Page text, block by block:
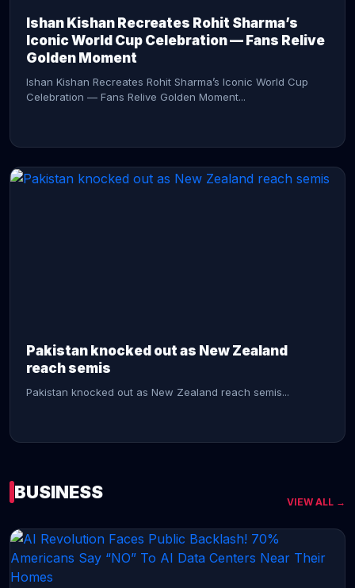
Ishan Kishan Recreates Rohit Sharma’s
Iconic World Cup Celebration — Fans Relive
Golden Moment
Ishan Kishan Recreates Rohit Sharma’s Iconic World Cup
Celebration — Fans Relive Golden Moment...
Pakistan knocked out as New Zealand
reach semis
Pakistan knocked out as New Zealand reach semis...
CONTINUE READING →
BUSINESS VIEW ALL →